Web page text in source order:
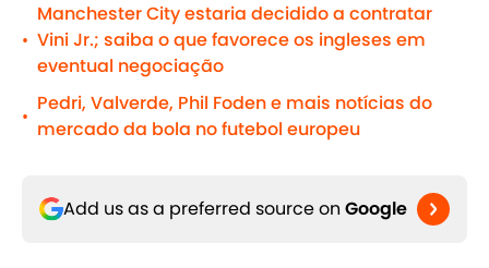
•
Manchester City estaria decidido a contratar
Vini Jr.; saiba o que favorece os ingleses em
eventual negociação
•
Pedri, Valverde, Phil Foden e mais notícias do
mercado da bola no futebol europeu
Add us as a preferred source on Google